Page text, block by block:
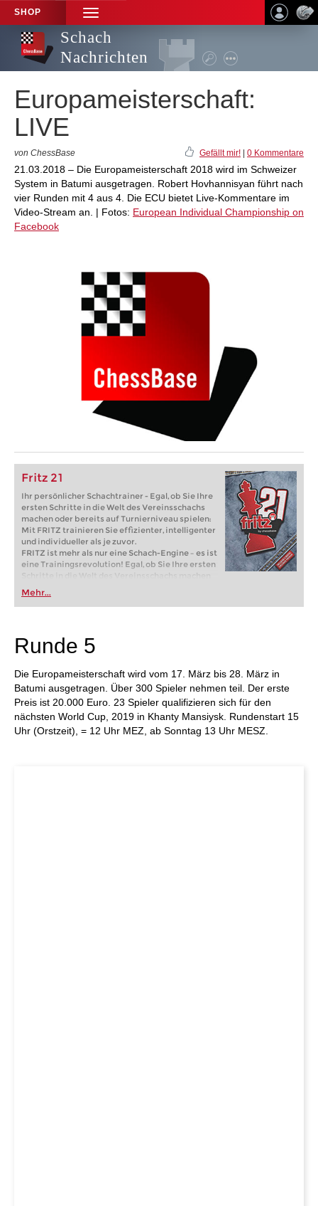
SHOP
TOGGLE
NAVIGATION
Schach
Nachrichten
Europameisterschaft:
LIVE
von ChessBase Gefällt mir! 0 Kommentare
21.03.2018 – Die Europameisterschaft 2018 wird im Schweizer
System in Batumi ausgetragen. Robert Hovhannisyan führt nach
vier Runden mit 4 aus 4. Die ECU bietet Live-Kommentare im
Video-Stream an. | Fotos: European Individual Championship on
Facebook
Fritz 21
Ihr persönlicher Schachtrainer - Egal, ob Sie Ihre
ersten Schritte in die Welt des Vereinsschachs
machen oder bereits auf Turnierniveau spielen:
Mit FRITZ trainieren Sie effizienter, intelligenter
und individueller als je zuvor.
FRITZ ist mehr als nur eine Schach-Engine – es ist
eine Trainingsrevolution! Egal, ob Sie Ihre ersten
Schritte in die Welt des Vereinsschachs machen
oder bereits auf Turnierniveau spielen: Mit
FRITZ trainieren Sie effizienter, intelligenter und
individueller als je zuvor.
Mehr...
Runde 5
Die Europameisterschaft wird vom 17. März bis 28. März in
Batumi ausgetragen. Über 300 Spieler nehmen teil. Der erste
Preis ist 20.000 Euro. 23 Spieler qualifizieren sich für den
nächsten World Cup, 2019 in Khanty Mansiysk. Rundenstart 15
Uhr (Orstzeit), = 12 Uhr MEZ, ab Sonntag 13 Uhr MESZ.